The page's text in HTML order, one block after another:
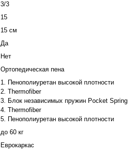
3/3
15
15 см
Да
Нет
Ортопедическая пена
1. Пенополиуретан высокой плотности
2. Thermofiber
3. Блок независимых пружин Pocket Spring
4. Thermofiber
5. Пенополиуретан высокой плотности
до 60 кг
Еврокаркас